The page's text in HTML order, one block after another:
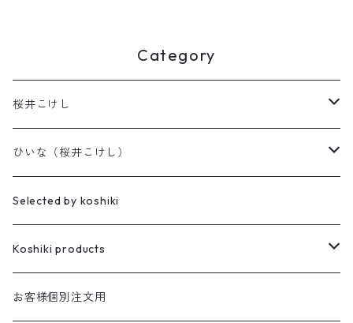
Category
桜井こけし
天神様
櫻井家の伝統こけし
櫻井家の鳴子こけし
櫻井家の創作こけし
ひいな（桜井こけし）
昭寛作
華雅
座雛
親王飾り
貴心松華
Selected by koshiki
Koshiki products
本
お客様個別注文用